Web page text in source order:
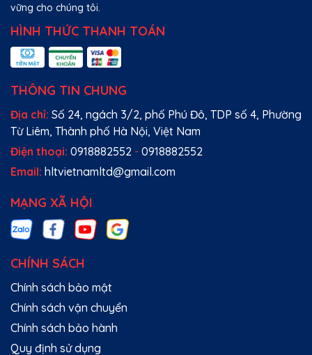
vững cho chúng tôi.
HÌNH THỨC THANH TOÁN
THÔNG TIN CHUNG
Địa chỉ: Số 24, ngách 3/2, phố Phú Đô, TDP số 4, Phường
Từ Liêm, Thành phố Hà Nội, Việt Nam
Điện thoại: 0918882552 - 0918882552
Email: hltvietnamltd@gmail.com
MẠNG XÃ HỘI
CHÍNH SÁCH
Chính sách bảo mật
Chính sách vận chuyển
Chính sách bảo hành
Quy định sử dụng